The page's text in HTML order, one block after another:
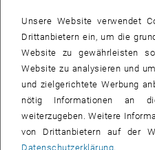
quantenmechanische
Quanteninformationsaustausch
Speichern nutzen lassen. Bei
allerdings schwierig, Information
wieder herauszulesen. Bei der
Technologie allerdings ist genau
ganz normales Glasfaserkabel,
Datenübertragung verwendet,
Unsere Website verwendet
Drittanbietern ein, um die
Website zu gewährleisten
Website zu analysieren und
und zielgerichtete Werbung
nötig Informationen an
weiterzugeben. Weitere
von Drittanbietern auf der
Datenschutzerklärung.